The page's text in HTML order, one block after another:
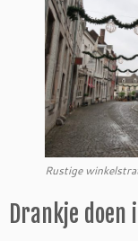
Rustige
Drankje